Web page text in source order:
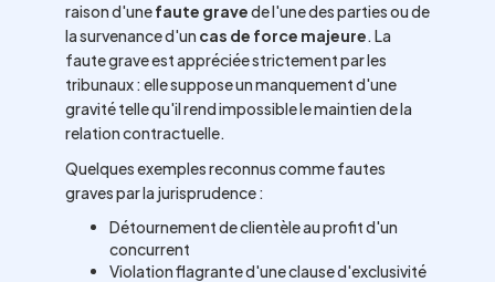
raison d'unefaute gravede l'une des parties ou de
la survenance d'un cas de force majeure. La
faute grave est appréciée strictement par les
tribunaux : elle suppose un manquement d'une
gravité telle qu'il rend impossible le maintien de la
relation contractuelle.
Quelques exemples reconnus comme fautes
graves par la jurisprudence :
Détournement de clientèle au profit d'un
concurrent
Violation flagrante d'une clause d'exclusivité